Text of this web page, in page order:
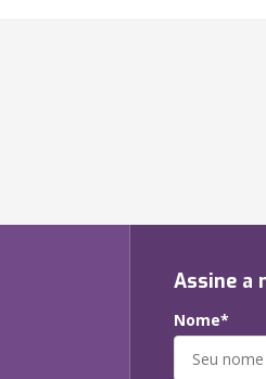
Assine a
Nome*